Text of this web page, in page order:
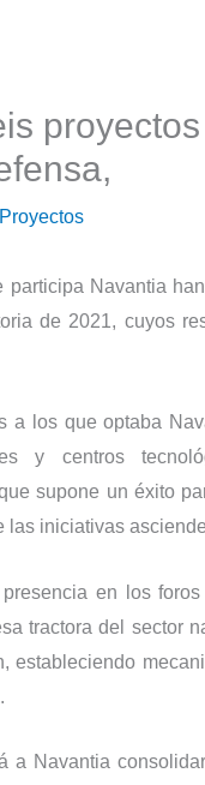
Proyectos
Navantia
de 2021, cuyos
a los que optaba
y centros
supone un éxito
iniciativas
en los
tractora del sector
estableciendo
a Navantia